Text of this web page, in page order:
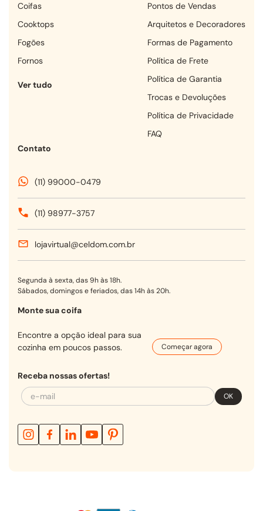
coifas
cooktops
fogões
fornos
Ver tudo
Pontos de Vendas
Arquitetos e Decoradores
Formas de Pagamento
Política de Frete
Política de Garantia
Trocas e Devoluções
Política de Privacidade
FAQ
Contato
(11) 99000-0479
(11) 98977-3757
lojavirtual@celdom.com.br
Segunda à sexta, das 9h às 18h.
Sábados, domingos e feriados, das 14h às 20h.
Monte sua coifa
Encontre a opção ideal para sua
cozinha em poucos passos.
Começar agora
Receba nossas ofertas!
OK